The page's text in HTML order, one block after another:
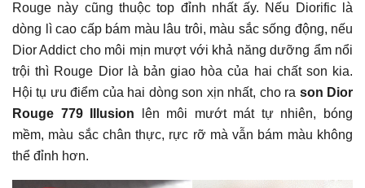
Rouge này cũng thuộc top đỉnh nhất ấy. Nếu Diorific là
dòng lì cao cấp bám màu lâu trôi, màu sắc sống động, nếu
Dior Addict cho môi mịn mượt với khả năng dưỡng ẩm nổi
trội thì Rouge Dior là bản giao hòa của hai chất son kia.
Hội tụ ưu điểm của hai dòng son xịn nhất, cho ra son Dior
Rouge 779
Illusion lên môi mướt mát tự nhiên, bóng
mềm, màu sắc chân thực, rực rỡ mà vẫn bám màu không
thể đỉnh hơn.